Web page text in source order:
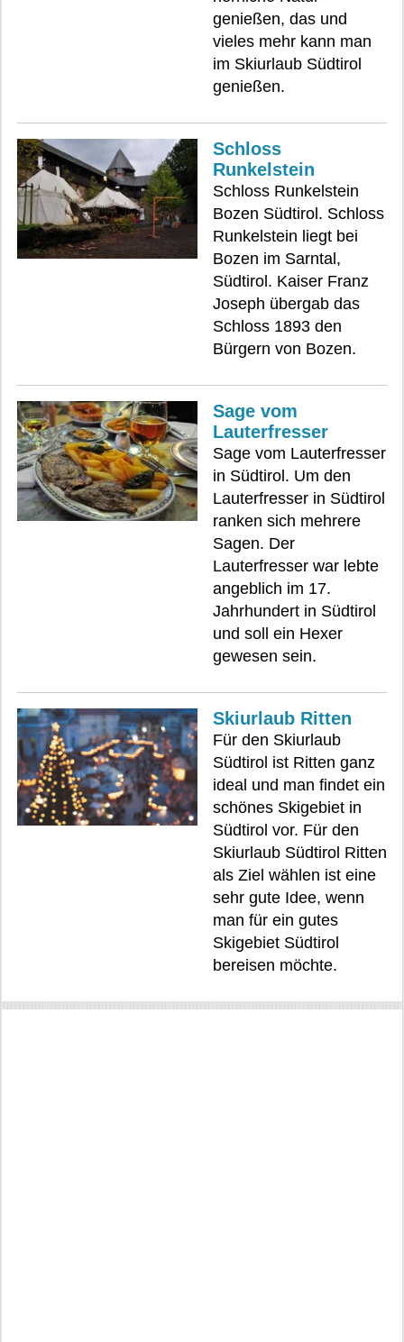
genießen, das und
vieles mehr kann man
im Skiurlaub Südtirol
genießen.
Schloss
Runkelstein
Schloss Runkelstein
Bozen Südtirol. Schloss
Runkelstein liegt bei
Bozen im Sarntal,
Südtirol. Kaiser Franz
Joseph übergab das
Schloss 1893 den
Bürgern von Bozen.
Sage vom
Lauterfresser
Sage vom Lauterfresser
in Südtirol. Um den
Lauterfresser in Südtirol
ranken sich mehrere
Sagen. Der
Lauterfresser war lebte
angeblich im 17.
Jahrhundert in Südtirol
und soll ein Hexer
gewesen sein.
Skiurlaub Ritten
Für den Skiurlaub
Südtirol ist Ritten ganz
ideal und man findet ein
schönes Skigebiet in
Südtirol vor. Für den
Skiurlaub Südtirol Ritten
als Ziel wählen ist eine
sehr gute Idee, wenn
man für ein gutes
Skigebiet Südtirol
bereisen möchte.